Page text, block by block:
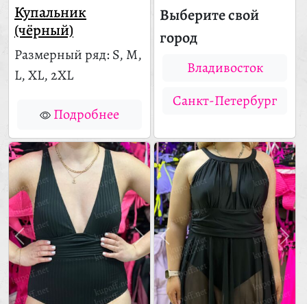
Выберите свой
город
Владивосток
Санкт-Петербург
Купальник
(чёрный)
Размерный ряд: S, M,
L, XL, 2XL
Подробнее